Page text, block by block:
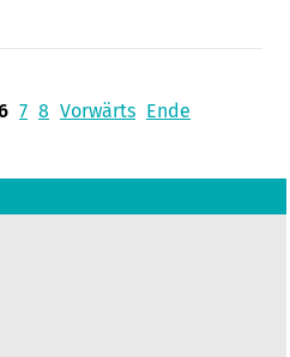
7 8 Vorwärts Ende